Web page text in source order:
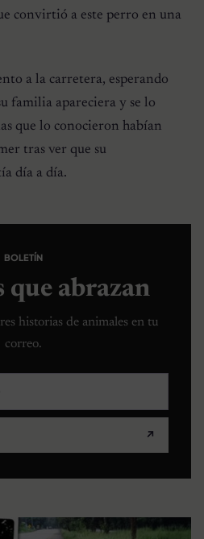
convirtió a este perro en una
a la carretera, esperando
familia apareciera y se lo
que lo conocieron habían
tras ver que su
día a día.
BOLETÍN
abrazan
historias de animales en tu
correo.
↗